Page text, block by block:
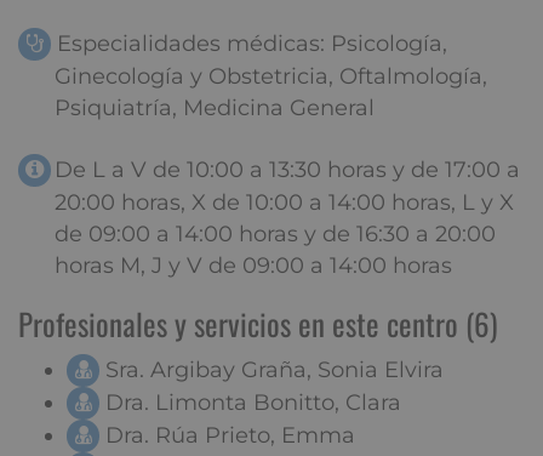
Especialidades médicas: Psicología,
Ginecología y Obstetricia, Oftalmología,
Psiquiatría, Medicina General
De L a V de 10:00 a 13:30 horas y de 17:00 a
20:00 horas, X de 10:00 a 14:00 horas, L y X
de 09:00 a 14:00 horas y de 16:30 a 20:00
horas M, J y V de 09:00 a 14:00 horas
Profesionales y servicios en este centro (6)
Sra. Argibay Graña, Sonia Elvira
Dra. Limonta Bonitto, Clara
Dra. Rúa Prieto, Emma